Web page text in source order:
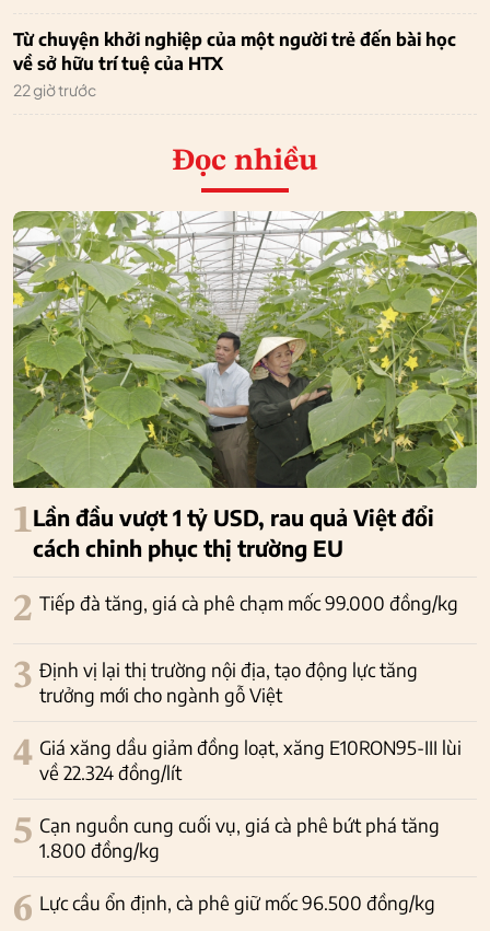
Từ chuyện khởi nghiệp của một người trẻ đến bài học
về sở hữu trí tuệ của HTX
22 giờ trước
Đọc nhiều
1Lần đầu vượt 1 tỷ USD, rau quả Việt đổi
cách chinh phục thị trường EU
2 Tiếp đà tăng, giá cà phê chạm mốc 99.000 đồng/kg
3 Định vị lại thị trường nội địa, tạo động lực tăng
trưởng mới cho ngành gỗ Việt
4 Giá xăng dầu giảm đồng loạt, xăng E10RON95-III lùi
về 22.324 đồng/lít
5 Cạn nguồn cung cuối vụ, giá cà phê bứt phá tăng
1.800 đồng/kg
6 Lực cầu ổn định, cà phê giữ mốc 96.500 đồng/kg